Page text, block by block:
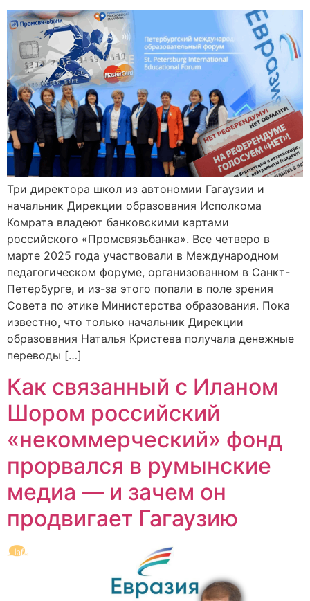
Три директора школ из автономии Гагаузии и
начальник Дирекции образования Исполкома
Комрата владеют банковскими картами
российского «Промсвязьбанка». Все четверо в
марте 2025 года участвовали в Международном
педагогическом форуме, организованном в Санкт-
Петербурге, и из-за этого попали в поле зрения
Совета по этике Министерства образования. Пока
известно, что только начальник Дирекции
образования Наталья Кристева получала денежные
переводы […]
Как связанный с Иланом
Шором российский
«некоммерческий» фонд
прорвался в румынские
медиа — и зачем он
продвигает Гагаузию